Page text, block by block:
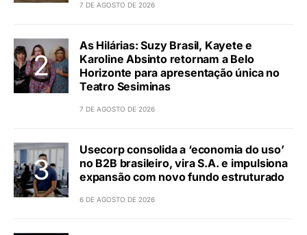
7 DE AGOSTO DE 2026
As Hilárias: Suzy Brasil, Kayete e
Karoline Absinto retornam a Belo
Horizonte para apresentação única no
Teatro Sesiminas
7 DE AGOSTO DE 2026
Usecorp consolida a ‘economia do uso’
no B2B brasileiro, vira S.A. e impulsiona
expansão com novo fundo estruturado
6 DE AGOSTO DE 2026